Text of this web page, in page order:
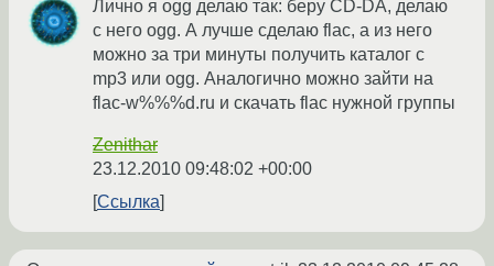
Лично я ogg делаю так: беру CD-DA, делаю
с него ogg. А лучше сделаю flac, а из него
можно за три минуты получить каталог с
mp3 или ogg. Аналогично можно зайти на
flac-w%%%d.ru и скачать flac нужной группы
Zenithar
23.12.2010 09:48:02 +00:00
Ссылка